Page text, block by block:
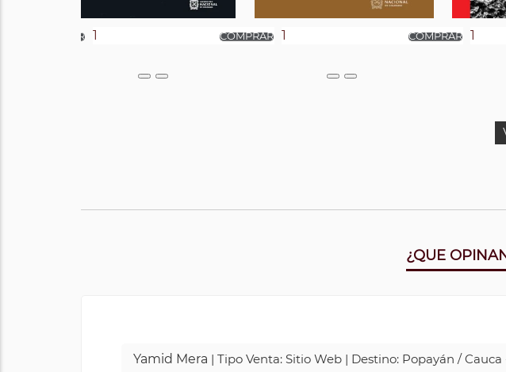
¿QUE
Yamid Mera | Tipo Venta: Sitio Web | Destino: Popayán /